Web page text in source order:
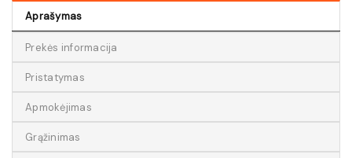
Aprašymas
Prekės informacija
Pristatymas
Apmokėjimas
Grąžinimas